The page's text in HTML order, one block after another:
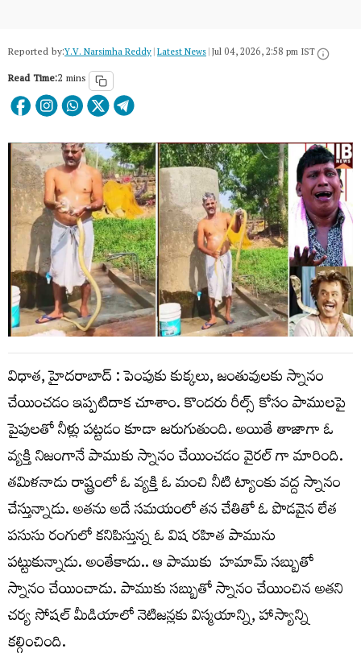
Reported by:Y.V. Narsimha Reddy|Latest News|Jul 04, 2026, 2:58 pm IST
Read Time:2 mins
విధాత, హైదరాబాద్ : పెంపుకు కుక్కలు, జంతువులకు స్నానం
చేయించడం ఇప్పటిదాక చూశాం. కొందరు రీల్స్ కోసం పాములపై
పైపులతో నీళ్లు పట్టడం కూడా జరుగుతుంది. అయితే తాజాగా ఓ
వ్యక్తి నిజంగానే పాముకు స్నానం చేయించడం వైరల్ గా మారింది.
తమిళనాడు రాష్ట్రంలో ఓ వ్యక్తి ఓ మంచి నీటి ట్యాంకు వద్ద స్నానం
చేస్తున్నాడు. అతను అదే సమయంలో తన చేతితో ఓ పొడవైన లేత
పసుసు రంగులో కనిపిస్తున్న ఓ విష రహిత పామును
పట్టుకున్నాడు. అంతేకాదు.. ఆ పాముకు హమామ్ సబ్బుతో
స్నానం చేయించాడు. పాముకు సబ్బుతో స్నానం చేయించిన అతని
చర్య సోషల్ మీడియాలో నెటిజన్లకు విస్మయాన్ని, హాస్యాన్ని
కల్గించింది.